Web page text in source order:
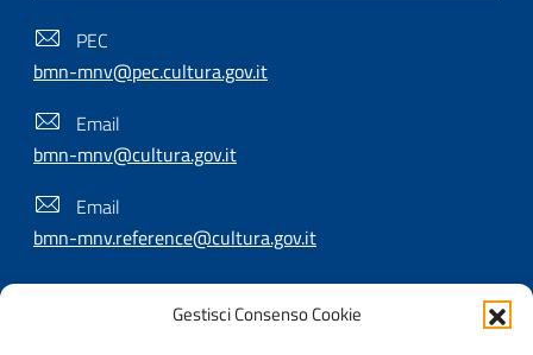
Gestisci Consenso Cookie
PEC
bmn-mnv@pec.cultura.gov.it
Email
bmn-mnv@cultura.gov.it
Email
bmn-mnv.reference@cultura.gov.it